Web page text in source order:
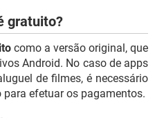
gratuito?
como a versão original, que
Android. No caso de apps
de filmes, é necessário
efetuar os pagamentos.